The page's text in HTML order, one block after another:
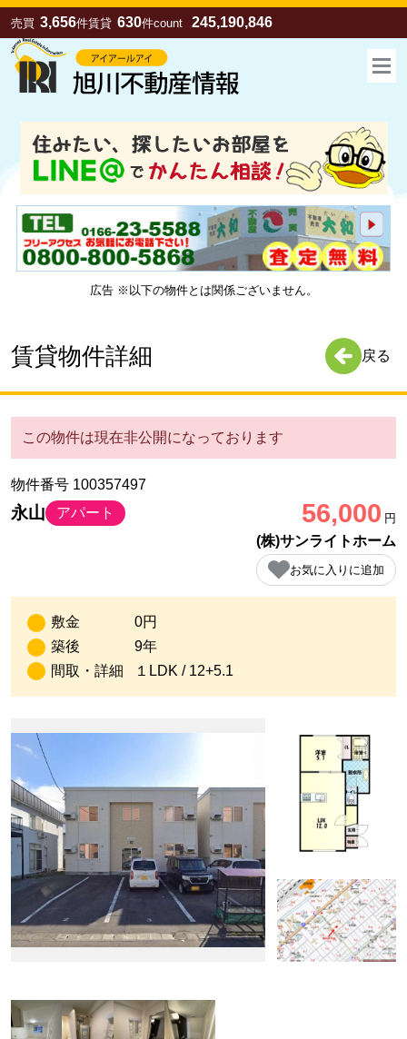
売買 3,656件賃貸 630件count 245,190,846
広告 ※以下の物件とは関係ございません。
賃貸物件詳細 戻る
この物件は現在非公開になっております
物件番号 100357497
永山 アパート 56,000 円
(株)サンライトホーム
お気に入りに追加
敷金
0円
築後
9年
間取・詳細
１LDK / 12+5.1